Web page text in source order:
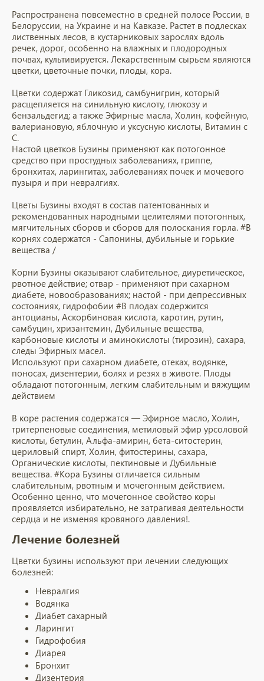
Распространена повсеместно в средней полосе России, в
Белоруссии, на Украине и на Кавказе. Растет в подлесках
лиственных лесов, в кустарниковых зарослях вдоль
речек, дорог, особенно на влажных и плодородных
почвах, культивируется. Лекарственным сырьем являются
цветки, цветочные почки, плоды, кора.
Цветки содержат Гликозид, самбунигрин, который
расщепляется на синильную кислоту, глюкозу и
бензальдегид; а также Эфирные масла, Холин, кофейную,
валериановую, яблочную и уксусную кислоты, Витамин c
С.
Настой цветков Бузины применяют как потогонное
средство при простудных заболеваниях, гриппе,
бронхитах, ларингитах, заболеваниях почек и мочевого
пузыря и при невралгиях.
Цветы Бузины входят в состав патентованных и
рекомендованных народными целителями потогонных,
мягчительных сборов и сборов для полоскания горла. #В
корнях содержатся - Сапонины, дубильные и горькие
вещества /
Корни Бузины оказывают слабительное, диуретическое,
рвотное действие; отвар - применяют при сахарном
диабете, новообразованиях; настой - при депрессивных
состояниях, гидрофобии #В плодах содержится
антоцианы, Аскорбиновая кислота, каротин, рутин,
самбуцин, хризантемин, Дубильные вещества,
карбоновые кислоты и аминокислоты (тирозин), сахара,
следы Эфирных масел.
Используют при сахарном диабете, отеках, водянке,
поносах, дизентерии, болях и резях в животе. Плоды
обладают потогонным, легким слабительным и вяжущим
действием
В коре растения cодержатся — Эфирное масло, Холин,
тритерпеновые соединения, метиловый эфир урсоловой
кислоты, бетулин, Альфа-амирин, бета-ситостерин,
цериловый спирт, Холин, фитостерины, сахара,
Органические кислоты, пектиновые и Дубильные
вещества. #Кора Бузины отличается сильным
слабительным, рвотным и мочегонным действием.
Особенно ценно, что мочегонное свойство коры
проявляется избирательно, не затрагивая деятельности
сердца и не изменяя кровяного давления!.
Лечение болезней
Цветки бузины используют при лечении следующих
болезней:
Невралгия
Водянка
Диабет сахарный
Ларингит
Гидрофобия
Диарея
Бронхит
Дизентерия